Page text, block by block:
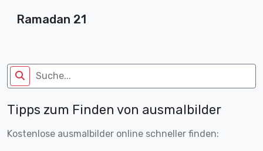
Ramadan 21
Tipps zum Finden von ausmalbilder
Kostenlose ausmalbilder online schneller finden: